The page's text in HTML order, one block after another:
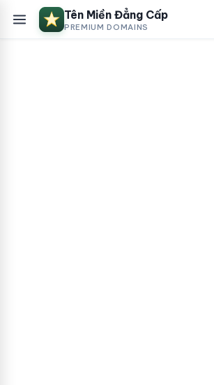
Tên Miền Đẳng Cấp
PREMIUM DOMAINS